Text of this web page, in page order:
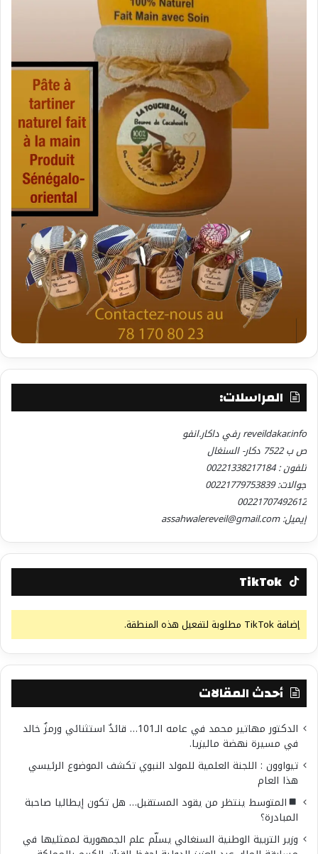
المراسلات:
reveildakar.info رفي داكار.انفو
ص ب 7522 دكار- السنغال
تلفون : 00221338217184
جوالات: 00221779753839
00221707492612
إيميل: assahwalereveil@gmail.com
TikTok
إضافة TikTok مطلوبة لتفعيل هذه المنطقة.
أحدث المقالات
الدكتور مهاتير محمد في عامه الـ101… قائدٌ استثنائي ورمزٌ خالد
في مسيرة نهضة ماليزيا.
تيواوون : اللجنة العلمية للمولد النبوي تكشف الموضوع الرئيسي
هذا العام
المتوسط ينتظر من يقود المستقبل… هل تكون إيطاليا صاحبة
المبادرة؟
وزير التربية الوطنية السنغالي يسلّم علم الجمهورية لممثليها في